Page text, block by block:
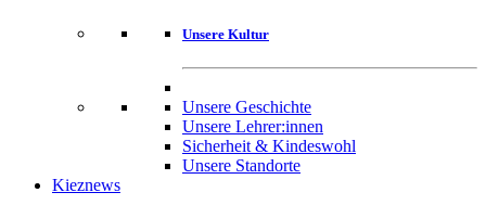
Unsere Kultur
Unsere Geschichte
Unsere Lehrer:innen
Sicherheit & Kindeswohl
Unsere Standorte
Kieznews